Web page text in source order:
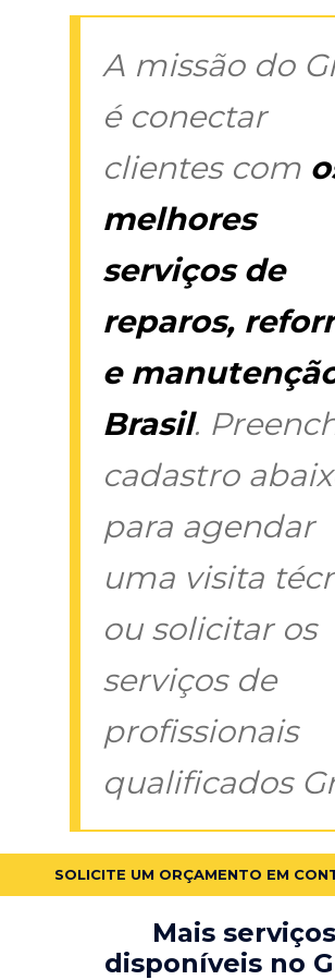
A missão do
é conectar
clientes com
melhores
serviços de
reparos,
e
Brasil.
cadastro
para agendar
uma visita
ou solicitar os
serviços de
profissionais
qualificados
SOLICITE UM ORÇAMENTO EM
Mais serviços
disponíveis no